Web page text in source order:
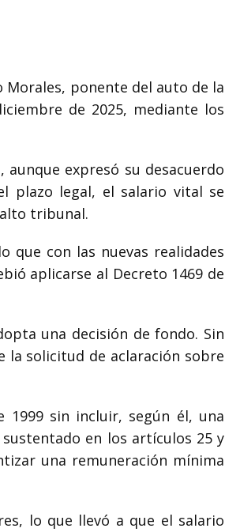
Morales, ponente del auto de la
de 2025, mediante los
expresó su desacuerdo
plazo legal, el salario vital se
tribunal.
que con las nuevas realidades
aplicarse al Decreto 1469 de
una decisión de fondo. Sin
la solicitud de aclaración sobre
1999sin incluir, según él, una
en los artículos 25 y
una remuneración mínima
lo que llevó a que el salario